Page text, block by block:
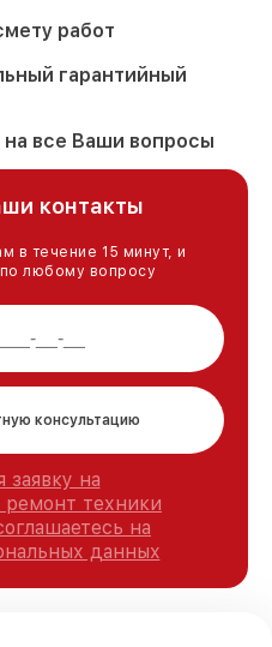
работ
гарантийный
все Ваши вопросы
контакты
в течение 15 минут, и
любому вопросу
консультацию
заявку на
техники
на
данных